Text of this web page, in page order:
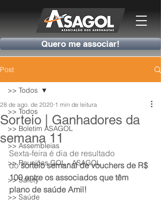
Quero me associar!
Post
>> Todos
>> Boletim ASAGOL
>> Assembleias
>> Reuniões GOL - ASAGOL
>> Safety
>> Saúde
>> Todos
Sorteio | Ganhadores da
semana 11
28 de ago. de 2020 1 min de leitura
Sexta-feira é dia de resultado
do sorteio semanal de vouchers de R$
100 entre os associados que têm
plano de saúde Amil!